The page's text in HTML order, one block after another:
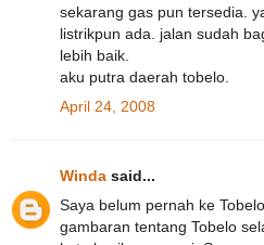
sekarang gas pun tersedia.
listrikpun ada. jalan sudah
lebih baik.
aku putra daerah tobelo.
April 24, 2008
Winda said...
Saya belum pernah ke
gambaran tentang Tobelo